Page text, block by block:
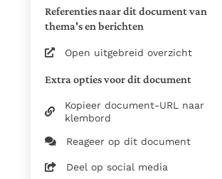
Tekakwitha, Anne Schäfer
29e zondag door het jaar,
Paus Benedictus XVI
21 oktober 2012
Pauselijke geschriften -
Vaticana / Stg. InterKerk /
Referenties naar dit document van
thema's en berichten
Open uitgebreid overzicht
Extra opties voor dit document
Kopieer document-URL naar
klembord
Reageer op dit document
Deel op social media